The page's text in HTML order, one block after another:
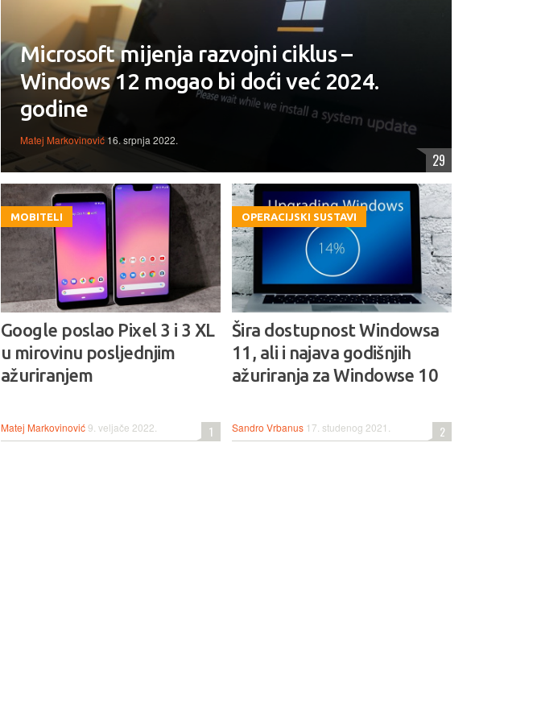
Microsoft mijenja razvojni ciklus –
Windows 12 mogao bi doći već 2024.
godine
Matej Markovinović 16. srpnja 2022.
29
MOBITELI
Google poslao Pixel 3 i 3 XL
u mirovinu posljednjim
ažuriranjem
Matej Markovinović9. veljače 2022. 1
OPERACIJSKI SUSTAVI
Šira dostupnost Windowsa
11, ali i najava godišnjih
ažuriranja za Windowse 10
Sandro Vrbanus 17. studenog 2021. 2